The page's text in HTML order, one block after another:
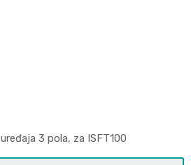
3 pola, za ISFT100